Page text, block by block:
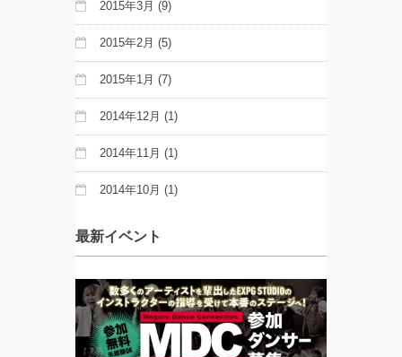
2015年3月 (9)
2015年2月 (5)
2015年1月 (7)
2014年12月 (1)
2014年11月 (1)
2014年10月 (1)
最新イベント